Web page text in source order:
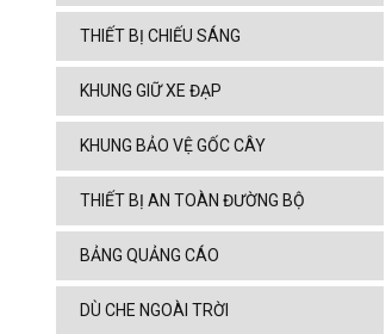
THIẾT BỊ CHIẾU SÁNG
KHUNG GIỮ XE ĐẠP
KHUNG BẢO VỆ GỐC CÂY
THIẾT BỊ AN TOÀN ĐƯỜNG BỘ
BẢNG QUẢNG CÁO
DÙ CHE NGOÀI TRỜI